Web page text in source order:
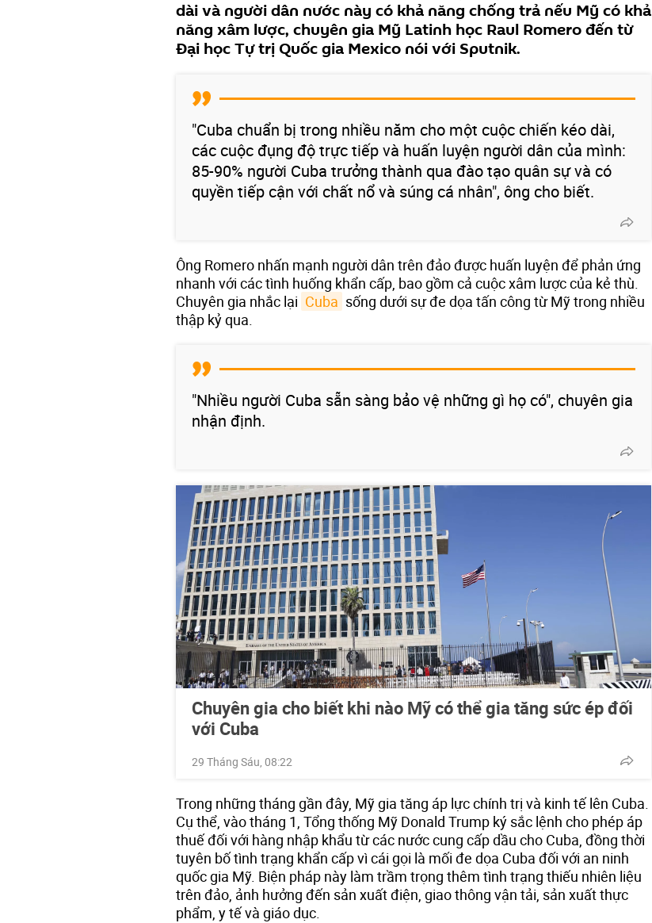
dài và người dân nước này có khả năng chống trả nếu Mỹ có khả
năng xâm lược, chuyên gia Mỹ Latinh học Raul Romero đến từ
Đại học Tự trị Quốc gia Mexico nói với Sputnik.
"Cuba chuẩn bị trong nhiều năm cho một cuộc chiến kéo dài,
các cuộc đụng độ trực tiếp và huấn luyện người dân của mình:
85-90% người Cuba trưởng thành qua đào tạo quân sự và có
quyền tiếp cận với chất nổ và súng cá nhân", ông cho biết.
Ông Romero nhấn mạnh người dân trên đảo được huấn luyện để phản ứng
nhanh với các tình huống khẩn cấp, bao gồm cả cuộc xâm lược của kẻ thù.
Chuyên gia nhắc lại Cuba sống dưới sự đe dọa tấn công từ Mỹ trong nhiều
thập kỷ qua.
"Nhiều người Cuba sẵn sàng bảo vệ những gì họ có", chuyên gia
nhận định.
Chuyên gia cho biết khi nào Mỹ có thể gia tăng sức ép đối
với Cuba
29 Tháng Sáu, 08:22
Trong những tháng gần đây, Mỹ gia tăng áp lực chính trị và kinh tế lên Cuba.
Cụ thể, vào tháng 1, Tổng thống Mỹ Donald Trump ký sắc lệnh cho phép áp
thuế đối với hàng nhập khẩu từ các nước cung cấp dầu cho Cuba, đồng thời
tuyên bố tình trạng khẩn cấp vì cái gọi là mối đe dọa Cuba đối với an ninh
quốc gia Mỹ. Biện pháp này làm trầm trọng thêm tình trạng thiếu nhiên liệu
trên đảo, ảnh hưởng đến sản xuất điện, giao thông vận tải, sản xuất thực
phẩm, y tế và giáo dục.